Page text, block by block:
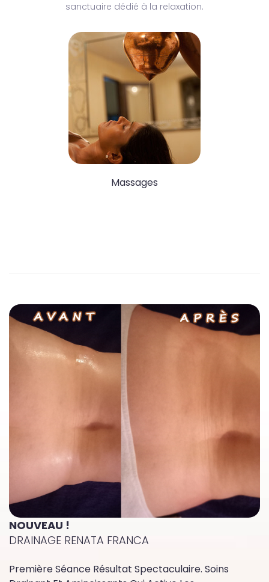
sanctuaire dédié à la relaxation.
Massages
NOUVEAU !
DRAINAGE RENATA FRANCA
Première Séance Résultat Spectaculaire. Soins